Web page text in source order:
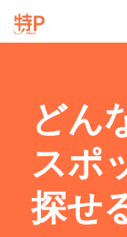
どん
スポ
探せ